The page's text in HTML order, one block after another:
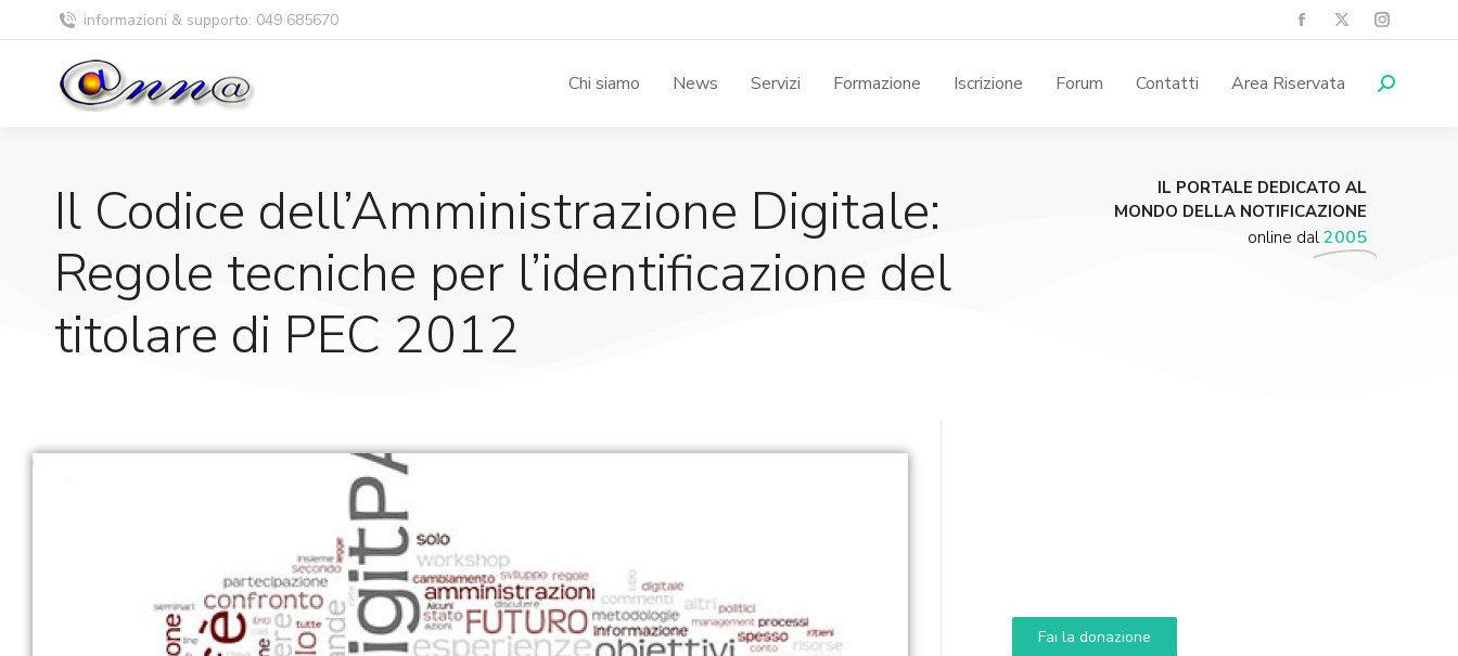
informazioni & supporto: 049 685670
Chi siamo News Servizi Formazione Iscrizione Forum Contatti Area Riservata
Il Codice dell’Amministrazione Digitale:
Regole tecniche per l’identificazione del
titolare di PEC 2012
IL PORTALE DEDICATO AL
MONDO DELLA NOTIFICAZIONE
online dal2005
Fai la donazione